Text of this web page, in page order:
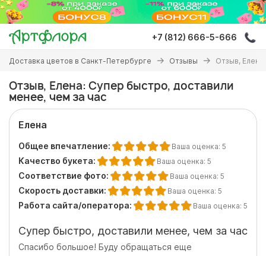
Перейти
основному
содержанию
+7 (812) 666-5-666
Вы
здесь
Доставка цветов в Санкт-Петербурге Отзывы Отзыв,
Отзыв, Елена: Супер быстро, доставили
менее, чем за час
Елена
Общее впечатление: Ваша оценка: 5
Качество букета: Ваша оценка: 5
Соответствие фото: Ваша оценка: 5
Скорость доставки: Ваша оценка: 5
Работа сайта/оператора: Ваша оценка: 5
Супер быстро, доставили менее, чем за час
Спасибо большое! Буду обращаться еще